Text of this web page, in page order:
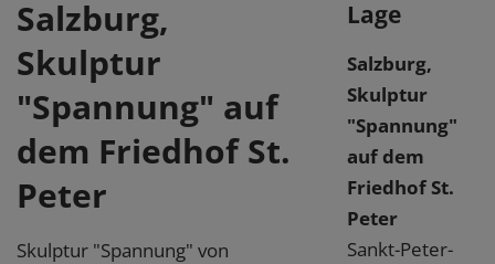
Salzburg,
Skulptur
"Spannung" auf
dem Friedhof St.
Peter
Skulptur "Spannung" von
Lage
Salzburg,
Skulptur
"Spannung"
auf dem
Friedhof St.
Peter
Sankt-Peter-